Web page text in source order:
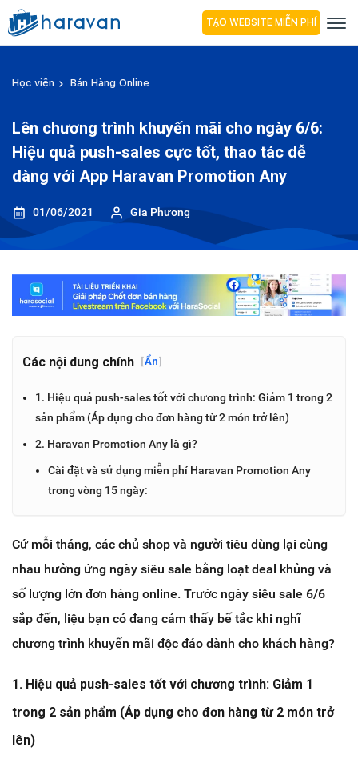
TẠO WEBSITE MIỄN PHÍ
Học viện Bán Hàng Online
Lên chương trình khuyến mãi cho ngày 6/6:
Hiệu quả push-sales cực tốt, thao tác dễ
dàng với App Haravan Promotion Any
01/06/2021 Gia Phương
Các nội dung chính [Ẩn]
1. Hiệu quả push-sales tốt với chương trình: Giảm 1 trong 2
sản phẩm (Áp dụng cho đơn hàng từ 2 món trở lên)
2. Haravan Promotion Any là gì?
Cài đặt và sử dụng miễn phí Haravan Promotion Any
trong vòng 15 ngày:
Cứ mỗi tháng, các chủ shop và người tiêu dùng lại cùng
nhau hưởng ứng ngày siêu sale bằng loạt deal khủng và
số lượng lớn đơn hàng online. Trước ngày siêu sale 6/6
sắp đến, liệu bạn có đang cảm thấy bế tắc khi nghĩ
chương trình khuyến mãi độc đáo dành cho khách hàng?
1. Hiệu quả push-sales tốt với chương trình: Giảm 1
trong 2 sản phẩm (Áp dụng cho đơn hàng từ 2 món trở
lên)